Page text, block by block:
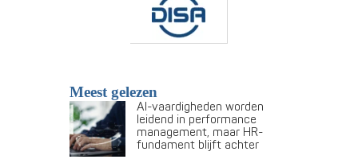
Meest gelezen
AI-vaardigheden worden
leidend in performance
management, maar HR-
fundament blijft achter